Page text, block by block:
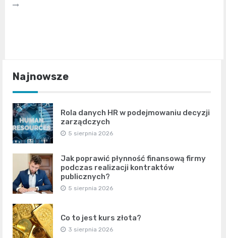
Najnowsze
Rola danych HR w podejmowaniu decyzji
zarządczych
5 sierpnia 2026
Jak poprawić płynność finansową firmy
podczas realizacji kontraktów
publicznych?
5 sierpnia 2026
Co to jest kurs złota?
3 sierpnia 2026